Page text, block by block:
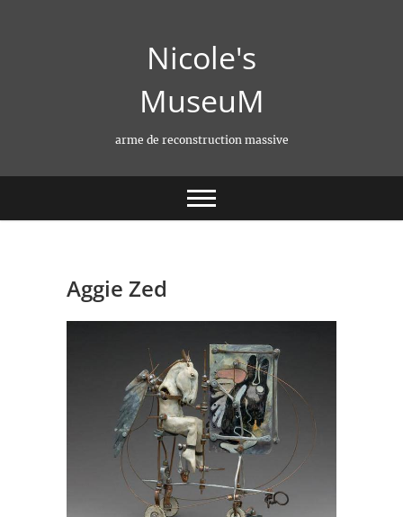
Nicole's
MuseuM
arme de reconstruction massive
Aggie Zed